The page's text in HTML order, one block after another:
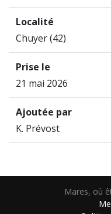
Localité
Chuyer (42)
Prise le
21 mai 2026
Ajoutée par
K. Prévost
Mares, où